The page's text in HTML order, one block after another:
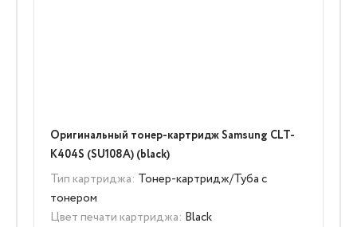
Оригинальный тонер-картридж Samsung CLT-
K404S (SU108A) (black)
Тип картриджа: Тонер-картридж/Туба с
тонером
Цвет печати картриджа: Black